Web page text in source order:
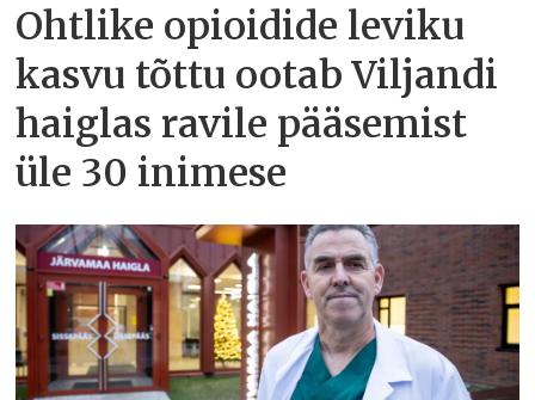
Ohtlike opioidide leviku
kasvu tõttu ootab Viljandi
haiglas ravile pääsemist
üle 30 inimese